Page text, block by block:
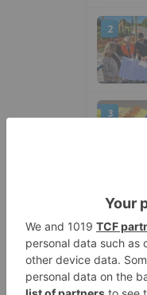
2
3
4
5